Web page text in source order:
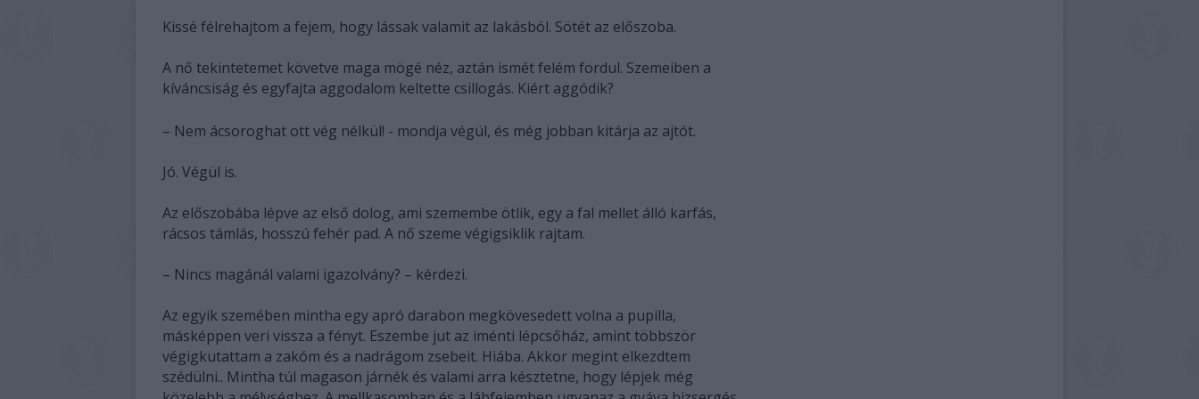
Kissé félrehajtom a fejem, hogy lássak valamit az lakásból. Sötét az előszoba.
A nő tekintetemet követve maga mögé néz, aztán ismét felém fordul. Szemeiben a
kíváncsiság és egyfajta aggodalom keltette csillogás. Kiért aggódik?
– Nem ácsoroghat ott vég nélkül! - mondja végül, és még jobban kitárja az ajtót.
Jó. Végül is.
Az előszobába lépve az első dolog, ami szemembe ötlik, egy a fal mellet álló karfás,
rácsos támlás, hosszú fehér pad. A nő szeme végigsiklik rajtam.
– Nincs magánál valami igazolvány? – kérdezi.
Az egyik szemében mintha egy apró darabon megkövesedett volna a pupilla,
másképpen veri vissza a fényt. Eszembe jut az iménti lépcsőház, amint többször
végigkutattam a zakóm és a nadrágom zsebeit. Hiába. Akkor megint elkezdtem
szédülni.. Mintha túl magason járnék és valami arra késztetne, hogy lépjek még